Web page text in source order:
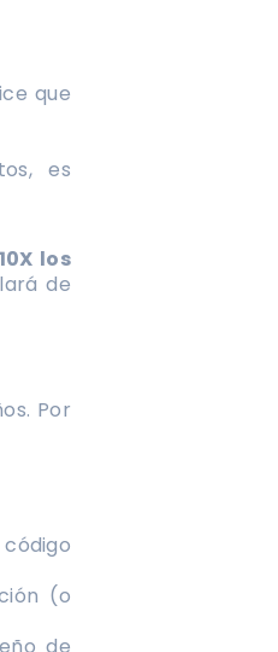
que
es
los
de
Por
(o
de